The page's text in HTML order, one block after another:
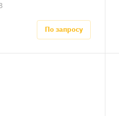
По запросу